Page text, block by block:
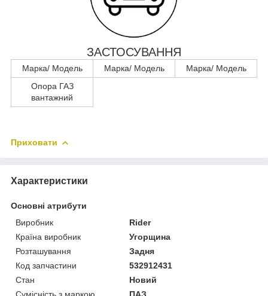
ЗАСТОСУВАННЯ
Марка/ Модель Марка/ Модель
Марка/ Модель
Опора ГАЗ
вантажний
Приховати
Характеристики
Основні атрибути
Виробник
Rider
Країна виробник
Угорщина
Розташування
Задня
Код запчастини
532912431
Стан
Новий
Сумісність з маркою
ПАЗ